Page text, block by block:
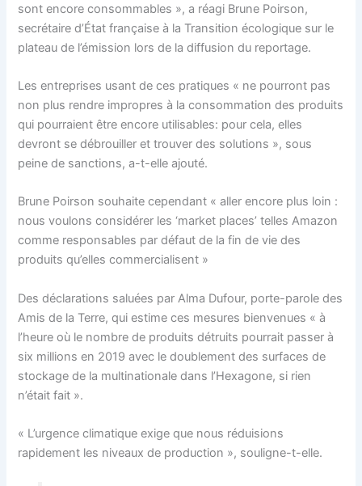
sont encore consommables », a réagi Brune Poirson,
secrétaire d’État française à la Transition écologique sur le
plateau de l’émission lors de la diffusion du reportage.
Les entreprises usant de ces pratiques « ne pourront pas
non plus rendre impropres à la consommation des produits
qui pourraient être encore utilisables: pour cela, elles
devront se débrouiller et trouver des solutions », sous
peine de sanctions, a-t-elle ajouté.
Brune Poirson souhaite cependant « aller encore plus loin :
nous voulons considérer les ‘market places’ telles Amazon
comme responsables par défaut de la fin de vie des
produits qu’elles commercialisent »
Des déclarations saluées par Alma Dufour, porte-parole des
Amis de la Terre, qui estime ces mesures bienvenues « à
l’heure où le nombre de produits détruits pourrait passer à
six millions en 2019 avec le doublement des surfaces de
stockage de la multinationale dans l’Hexagone, si rien
n’était fait ».
« L’urgence climatique exige que nous réduisions
rapidement les niveaux de production », souligne-t-elle.